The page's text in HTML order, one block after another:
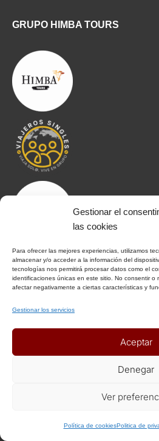
Gestionar el
las cookies
Para ofrecer las mejores experiencias, utilizamos
almacenar y/o acceder a la información del
tecnologías nos permitirá procesar datos como el
identificaciones únicas en este sitio. No consentir o
afectar negativamente a ciertas características y
Gestionar los servicios
Aceptar
Denegar
Ver
Política de cookiesPolitica de
GRUPO HIMBA TOURS
Notas Generales del viaje